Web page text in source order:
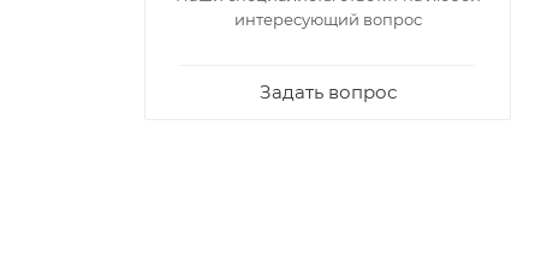
интересующий вопрос
Задать вопрос